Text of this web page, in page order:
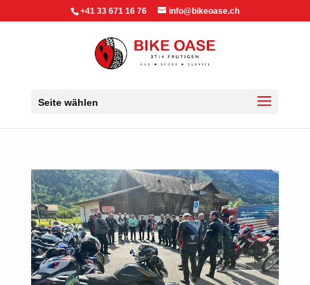
+41 33 671 16 76 info@bikeoase.ch
Seite wählen